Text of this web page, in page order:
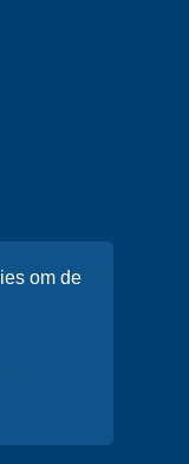
om de